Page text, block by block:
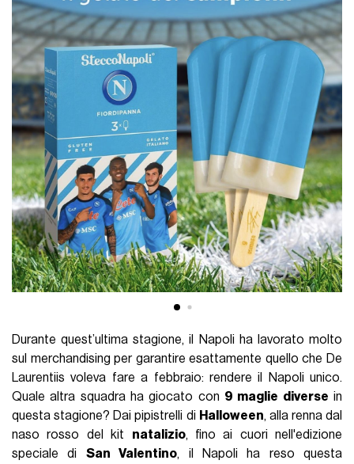
Durante quest’ultima stagione, il Napoli ha lavorato molto
sul merchandising per garantire esattamente quello che De
Laurentiis voleva fare a febbraio: rendere il Napoli unico.
Quale altra squadra ha giocato con 9 maglie diverse in
questa stagione? Dai pipistrelli di Halloween, alla renna dal
naso rosso del kit natalizio, fino ai cuori nell'edizione
speciale di San Valentino, il Napoli ha reso questa